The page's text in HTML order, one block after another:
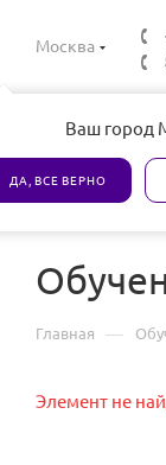
Москва
Ваш город
ДА, ВСЕ ВЕРНО
Все товары
Главная —
Элемент не